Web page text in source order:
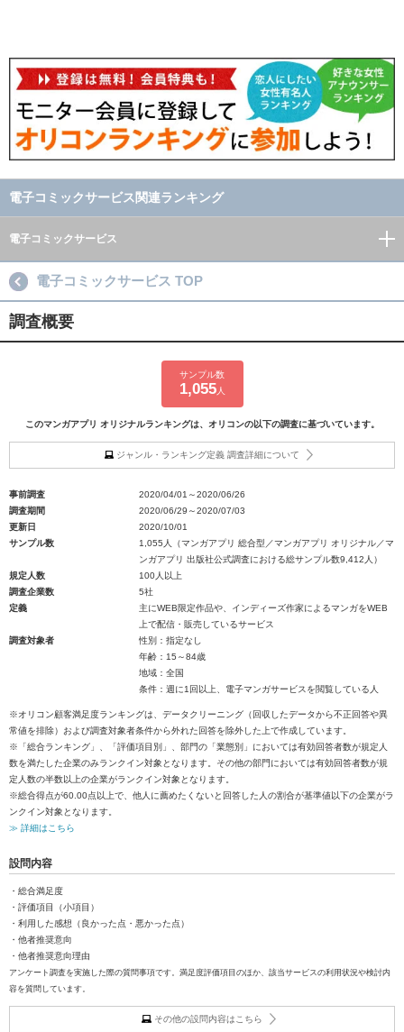
電子コミックサービス関連ランキング
電子コミックサービス
電子コミックサービス TOP
調査概要
サンプル数
1,055人
このマンガアプリ オリジナルランキングは、オリコンの以下の調査に基づいています。
ジャンル・ランキング定義 調査詳細について
事前調査
2020/04/01～2020/06/26
調査期間
2020/06/29～2020/07/03
更新日
2020/10/01
サンプル数
1,055人（マンガアプリ 総合型／マンガアプリ オリジナル／マ
ンガアプリ 出版社公式調査における総サンプル数9,412人）
規定人数
100人以上
調査企業数
5社
定義
主にWEB限定作品や、インディーズ作家によるマンガをWEB
上で配信・販売しているサービス
調査対象者
性別：指定なし
年齢：15～84歳
地域：全国
条件：週に1回以上、電子マンガサービスを閲覧している人
※オリコン顧客満足度ランキングは、データクリーニング（回収したデータから不正回答や異
常値を排除）および調査対象者条件から外れた回答を除外した上で作成しています。
※「総合ランキング」、「評価項目別」、部門の「業態別」においては有効回答者数が規定人
数を満たした企業のみランクイン対象となります。その他の部門においては有効回答者数が規
定人数の半数以上の企業がランクイン対象となります。
※総合得点が60.00点以上で、他人に薦めたくないと回答した人の割合が基準値以下の企業がラ
ンクイン対象となります。
≫ 詳細はこちら
設問内容
・総合満足度
・評価項目（小項目）
・利用した感想（良かった点・悪かった点）
・他者推奨意向
・他者推奨意向理由
アンケート調査を実施した際の質問事項です。満足度評価項目のほか、該当サービスの利用状況や検討内
容を質問しています。
その他の設問内容はこちら